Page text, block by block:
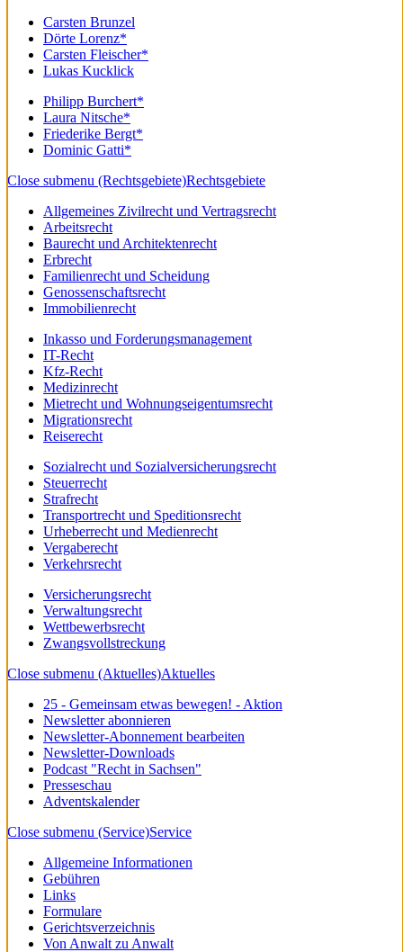
Carsten Brunzel
Dörte Lorenz*
Carsten Fleischer*
Lukas Kucklick
Philipp Burchert*
Laura Nitsche*
Friederike Bergt*
Dominic Gatti*
Close submenu (Rechtsgebiete)Rechtsgebiete
Allgemeines Zivilrecht und Vertragsrecht
Arbeitsrecht
Baurecht und Architektenrecht
Erbrecht
Familienrecht und Scheidung
Genossenschaftsrecht
Immobilienrecht
Inkasso und Forderungsmanagement
IT-Recht
Kfz-Recht
Medizinrecht
Mietrecht und Wohnungseigentumsrecht
Migrationsrecht
Reiserecht
Sozialrecht und Sozialversicherungsrecht
Steuerrecht
Strafrecht
Transportrecht und Speditionsrecht
Urheberrecht und Medienrecht
Vergaberecht
Verkehrsrecht
Versicherungsrecht
Verwaltungsrecht
Wettbewerbsrecht
Zwangsvollstreckung
Close submenu (Aktuelles)Aktuelles
25 - Gemeinsam etwas bewegen! - Aktion
Newsletter abonnieren
Newsletter-Abonnement bearbeiten
Newsletter-Downloads
Podcast "Recht in Sachsen"
Presseschau
Adventskalender
Close submenu (Service)Service
Allgemeine Informationen
Gebühren
Links
Formulare
Gerichtsverzeichnis
Von Anwalt zu Anwalt